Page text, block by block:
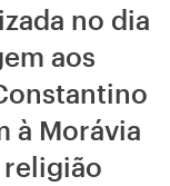
no dia
aos
à Morávia
religião